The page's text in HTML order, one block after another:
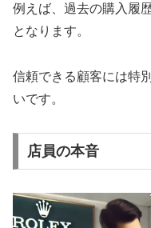
例えば、過去の購入履
となります。
信頼できる顧客には特
いです。
店員の本音